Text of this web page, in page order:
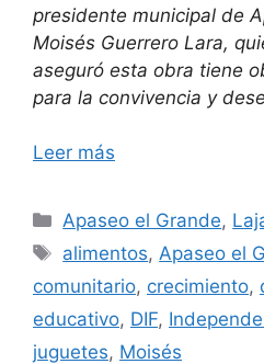
presidente municipal de
Moisés Guerrero Lara,
aseguró esta obra tiene
para la convivencia y
Leer más
Categorías
Apaseo el Grande,
Etiquetas
alimentos,Apaseo el
comunitario, crecimiento,
educativo, DIF,
juguetes, Moisés